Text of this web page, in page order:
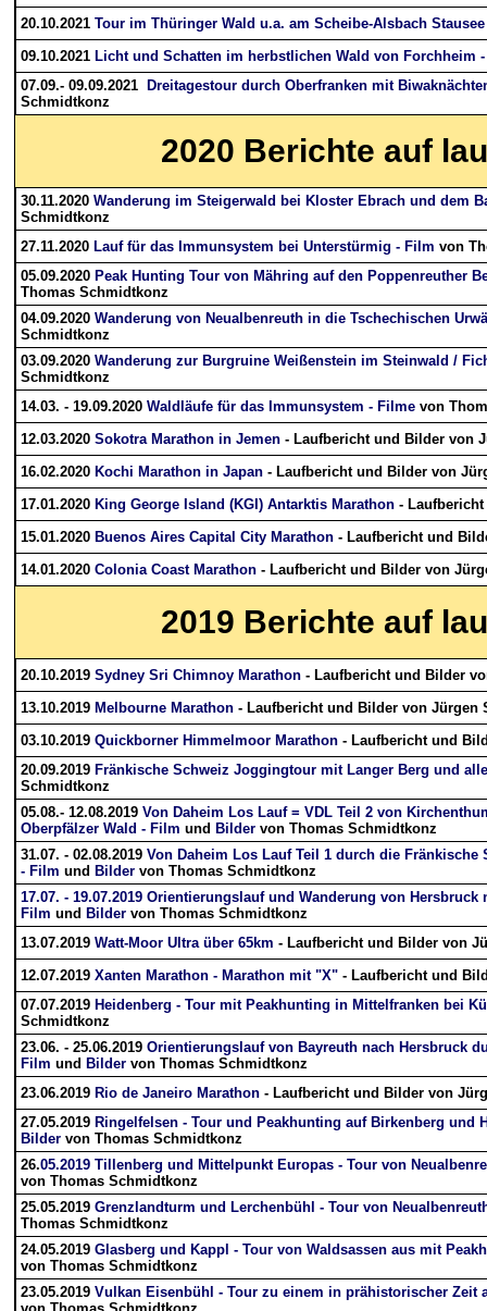
20.10.2021 Tour im Thüringer Wald u.a. am Scheibe-Alsbach
09.10.2021 Licht und Schatten im herbstlichen Wald von Forchheim
07.09.- 09.09.2021
Dreitagestour durch Oberfranken mit
Schmidtkonz
2020 Berichte auf
30.11.2020 Wanderung im Steigerwald bei Kloster Ebrach und dem
Schmidtkonz
27.11.2020 Lauf für das Immunsystem bei Unterstürmig - Film von
05.09.2020 Peak Hunting Tour von Mähring auf den Poppenreuther
Thomas Schmidtkonz
04.09.2020 Wanderung von Neualbenreuth in die Tschechischen
Schmidtkonz
03.09.2020 Wanderung zur Burgruine Weißenstein im Steinwald /
Schmidtkonz
14.03. - 19.09.2020 Waldläufe für das Immunsystem - Filme von
12.03.2020 Sokotra Marathon in Jemen - Laufbericht und Bilder von
16.02.2020 Kochi Marathon in Japan - Laufbericht und Bilder von
17.01.2020 King George Island (KGI) Antarktis Marathon -
15.01.2020 Buenos Aires Capital City Marathon - Laufbericht und
14.01.2020 Colonia Coast Marathon - Laufbericht und Bilder von
2019 Berichte auf
20.10.2019 Sydney Sri Chimnoy Marathon - Laufbericht und Bilder
13.10.2019 Melbourne Marathon - Laufbericht und Bilder von Jürgen
03.10.2019 Quickborner Himmelmoor Marathon - Laufbericht und
20.09.2019 Fränkische Schweiz Joggingtour mit Langer Berg und
Schmidtkonz
05.08.- 12.08.2019 Von Daheim Los Lauf = VDL Teil 2 von
Oberpfälzer Wald - Film und Bilder von Thomas Schmidtkonz
31.07. - 02.08.2019 Von Daheim Los Lauf Teil 1 durch die
- Film und Bilder von Thomas Schmidtkonz
17.07. - 19.07.2019 Orientierungslauf und Wanderung von
Film und Bilder von Thomas Schmidtkonz
13.07.2019 Watt-Moor Ultra über 65km - Laufbericht und Bilder von
12.07.2019 Xanten Marathon - Marathon mit "X" - Laufbericht und
07.07.2019 Heidenberg - Tour mit Peakhunting in Mittelfranken bei
Schmidtkonz
23.06. - 25.06.2019 Orientierungslauf von Bayreuth nach Hersbruck
Film und Bilder von Thomas Schmidtkonz
23.06.2019 Rio de Janeiro Marathon - Laufbericht und Bilder von
27.05.2019 Ringelfelsen - Tour und Peakhunting auf Birkenberg und
Bilder von Thomas Schmidtkonz
26.05.2019 Tillenberg und Mittelpunkt Europas - Tour von
von Thomas Schmidtkonz
25.05.2019 Grenzlandturm und Lerchenbühl - Tour von
Thomas Schmidtkonz
24.05.2019 Glasberg und Kappl - Tour von Waldsassen aus mit
von Thomas Schmidtkonz
23.05.2019 Vulkan Eisenbühl - Tour zu einem in prähistorischer Zeit